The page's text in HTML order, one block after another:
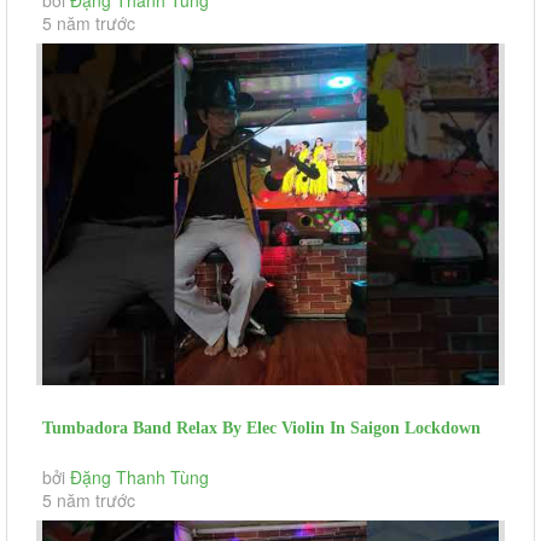
5 năm trước
Tumbadora Band Relax By Elec Violin In Saigon Lockdown
Take Me Home Country...
bởi Đặng Thanh Tùng
5 năm trước